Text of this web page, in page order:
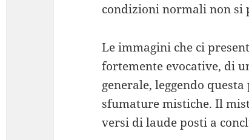
condizioni normali non si
Le immagini che ci
fortemente evocative, di
generale, leggendo
sfumature mistiche. Il
versi di laude posti a